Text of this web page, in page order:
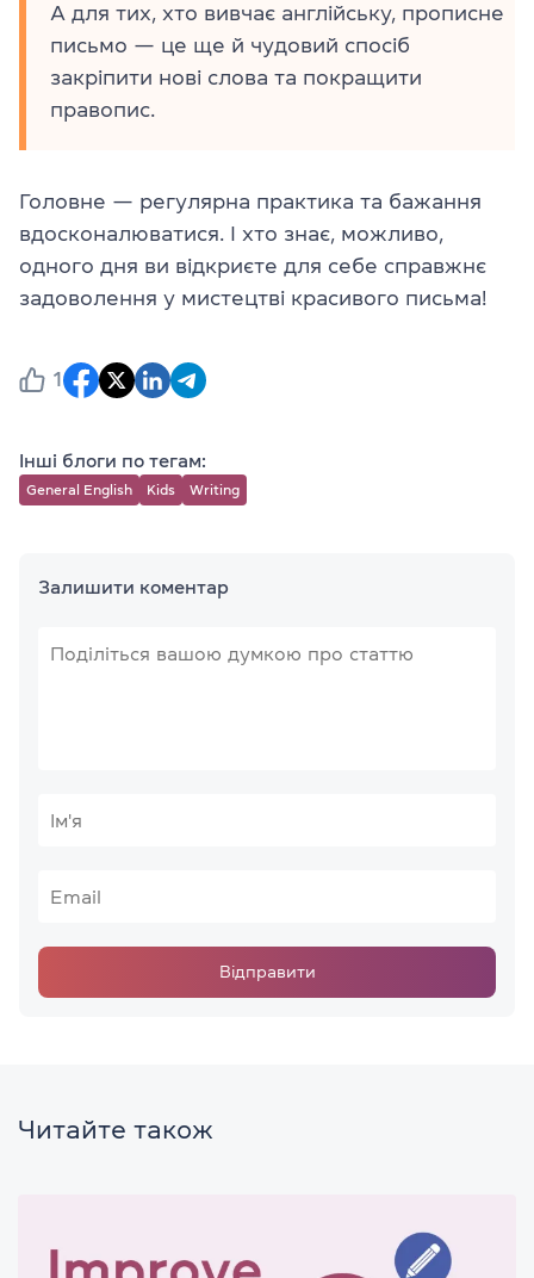
А для тих, хто вивчає англійську, прописне
письмо — це ще й чудовий спосіб
закріпити нові слова та покращити
правопис.
Головне — регулярна практика та бажання
вдосконалюватися. І хто знає, можливо,
одного дня ви відкриєте для себе справжнє
задоволення у мистецтві красивого письма!
1
Інші блоги по тегам:
General English Kids Writing
Залишити коментар
Відправити
Читайте також